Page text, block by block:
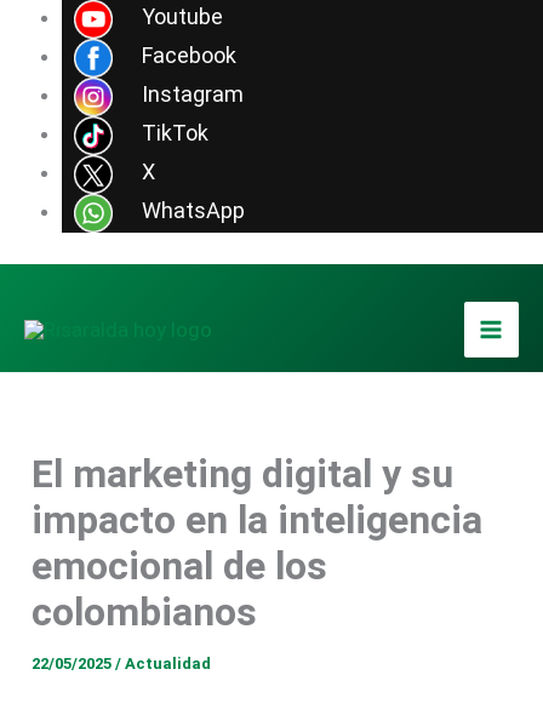
Youtube
Facebook
Instagram
TikTok
X
WhatsApp
contenido
El marketing digital y su
impacto en la inteligencia
emocional de los
colombianos
22/05/2025/Actualidad